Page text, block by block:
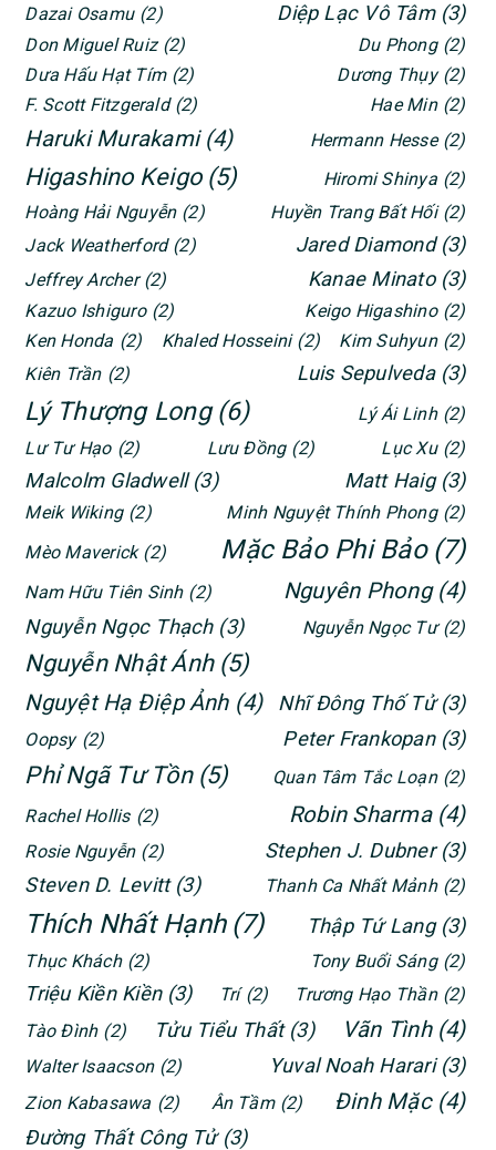
Dazai Osamu (2) Diệp Lạc Vô Tâm (3)
Don Miguel Ruiz (2) Du Phong (2)
Dưa Hấu Hạt Tím (2) Dương Thụy (2)
F. Scott Fitzgerald (2) Hae Min (2)
Haruki Murakami (4) Hermann Hesse (2)
Higashino Keigo (5) Hiromi Shinya (2)
Hoàng Hải Nguyễn (2) Huyền Trang Bất Hối (2)
Jack Weatherford (2) Jared Diamond (3)
Jeffrey Archer (2) Kanae Minato (3)
Kazuo Ishiguro (2) Keigo Higashino (2)
Ken Honda (2) Khaled Hosseini (2) Kim Suhyun (2)
Kiên Trần (2) Luis Sepulveda (3)
Lý Thượng Long (6) Lý Ái Linh (2)
Lư Tư Hạo (2) Lưu Đồng (2) Lục Xu (2)
Malcolm Gladwell (3) Matt Haig (3)
Meik Wiking (2) Minh Nguyệt Thính Phong (2)
Mèo Maverick (2) Mặc Bảo Phi Bảo (7)
Nam Hữu Tiên Sinh (2) Nguyên Phong (4)
Nguyễn Ngọc Thạch (3) Nguyễn Ngọc Tư (2)
Nguyễn Nhật Ánh (5)
Nguyệt Hạ Điệp Ảnh (4) Nhĩ Đông Thố Tử (3)
Oopsy (2) Peter Frankopan (3)
Phỉ Ngã Tư Tồn (5) Quan Tâm Tắc Loạn (2)
Rachel Hollis (2) Robin Sharma (4)
Rosie Nguyễn (2) Stephen J. Dubner (3)
Steven D. Levitt (3) Thanh Ca Nhất Mảnh (2)
Thích Nhất Hạnh (7) Thập Tứ Lang (3)
Thục Khách (2) Tony Buổi Sáng (2)
Triệu Kiền Kiền (3) Trí (2) Trương Hạo Thần (2)
Tào Đình (2) Tửu Tiểu Thất (3) Vãn Tình (4)
Walter Isaacson (2) Yuval Noah Harari (3)
Zion Kabasawa (2) Ân Tầm (2) Đinh Mặc (4)
Đường Thất Công Tử (3)